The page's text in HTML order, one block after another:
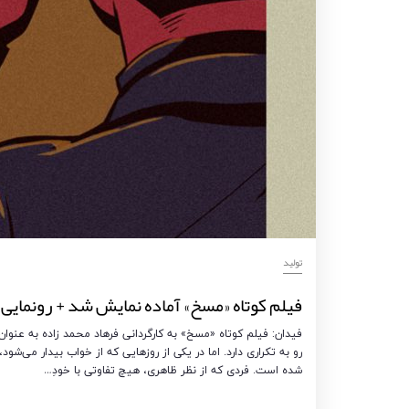
تولید
فیلم کوتاه «مسخ» آماده نمایش شد +
فیدان: فیلم کوتاه «مسخ» به کارگردانی فرهاد محمد زاده به
رو به تکراری دارد. اما در یکی از روزهایی که از خواب بیدار
شده است. فردی که از نظر ظاهری، هیچ تفاوتی با خودِ…